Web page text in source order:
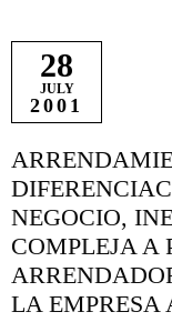
28
JULY
2001
NEGOCIO,
COMPLEJA A
LA EMPRESA